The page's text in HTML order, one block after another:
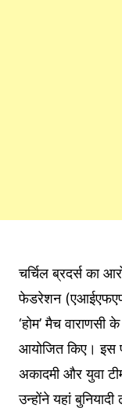
चर्चिल ब्रदर्स का
फेडरेशन
‘होम’ मैच वाराणसी
आयोजित किए। इस
अकादमी और युवा
उन्होंने यहां